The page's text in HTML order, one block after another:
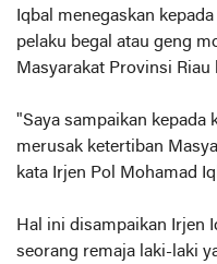
Iqbal menegaskan
pelaku begal atau geng
Masyarakat Provinsi
"Saya sampaikan kepada
merusak ketertiban
kata Irjen Pol Mohamad
Hal ini disampaikan Irjen
seorang remaja laki-laki